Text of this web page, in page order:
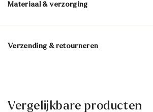
Materiaal & verzorging
Samenstelling materiaal: 100% viscose
Breedte:
Verzending & retourneren
30 dagen gratis retour
Vergelijkbare producten